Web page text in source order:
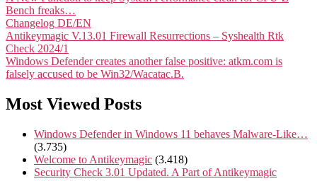
Bench freaks…
Changelog DE/EN
Antikeymagic V.13.01 Firewall Resurrections – Syshealth Rtk
Check 2024/1
Windows Defender creates another false positive: atkm.com is
falsely accused to be Win32/Wacatac.B.
Most Viewed Posts
Windows Defender in Windows 11 behaves Malware-Like…
(3.735)
Welcome to Antikeymagic (3.418)
Security Check 3.01 Updated. A Part of Antikeymagic